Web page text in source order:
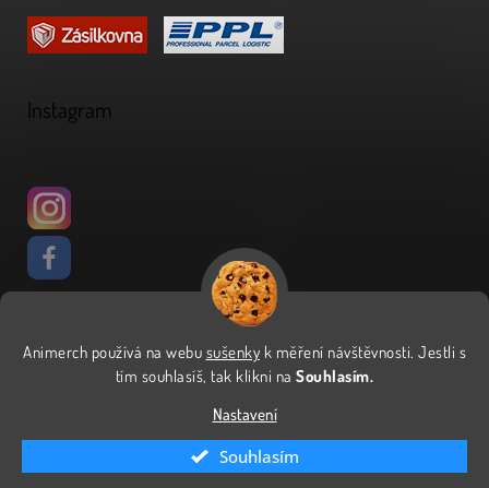
Animerch používá na webu sušenky k měření návštěvnosti. Jestli s
tím souhlasíš, tak klikni naSouhlasím.
Nastavení
Souhlasím
Instagram
Vytvořil Shoptet
Copyright 2026Animerch. Všechna práva vyhrazena.Upravit
nastavení cookies